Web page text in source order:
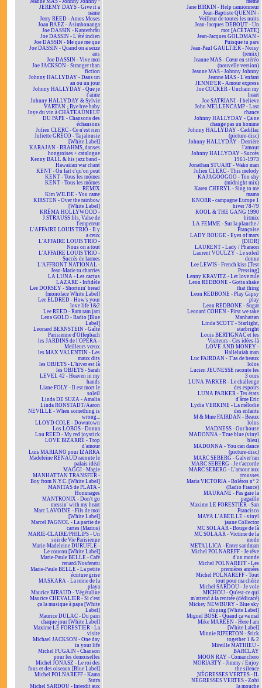
Jeanne MAS - Johnny Johnny ²
JEREMY DAYS - Give it a
name
Jerry REED - Amos Moses
Joan BAEZ - Asimbonanga
Joe DASSIN - Kanterbräu
Joe DASSIN - L'été indien
Joe DASSIN - Me que me que
Joe DASSIN - Quand on a seize
ans
Joe DASSIN - Vive moi
Joe JACKSON - Stranger than
fiction
Johnny HALLYDAY - Dans un
an ou un jour
Johnny HALLYDAY - Que je
t'aime
Johnny HALLYDAY & Sylvie
VARTAN - Bye bye baby
Joye du vin à CHÂTEAUNEUF
DU PAPE - Chansons des
échansons
Julien CLERC - Ce n'est rien
Juliette GRÉCO - Ta jalousie
[White Label]
KARAJAN - BRAHMS, danses
hongroises + catalogue
Kenny BALL & his jazz band -
Hawaiian war chant
KENT - On fait c'qu'on peut
KENT - Tous les mômes
KENT - Tous les mômes
REMIX
Kim WILDE - You came
KIRSTEN - Over the rainbow
[White Label]
KRÉMA HOLLYWOOD -
J.STRAUSS fils, Valse de
l'empereur
L'AFFAIRE LOUIS TRIO - Il y
a ceux
L'AFFAIRE LOUIS TRIO -
Nous on a tout
L'AFFAIRE LOUIS TRIO -
Succès de larmes
L'AFFRONT NATIONAL -
Jean-Marie tu charries
LA LUNA - Les cactus
LAZARE - Infidèle
Lee DORSEY - Shortnin' bread
[monoface White Label]
Lee ELDRED - How's your
love life 1&2
Lee REED - Ram ram jam
Lena GOLD - Radio [Blue
Label]
Leonard BERNSTEIN - Gaîté
Parisienne d'Offenbach
les JARDINS de l'OPÉRA -
Meilleurs vœux
les MAX VALENTIN - Les
maux dits
les OBJETS - L'hiver est là
les OBJETS - Sarah
LEVEL 42 - Heaven in my
hands
Liane FOLY - Il est mort le
soleil
Linda DE SUZA - Amalia
Linda RONSTADT/Aaron
NEVILLE - When something is
wrong...
LLOYD COLE - Downtown
Los LOBOS - Donna
Lou REED - My red joystick
LOVE BIZARRE - Trop
d'amour
Luis MARIANO pour IZARRA
Madeleine RENAUD raconte le
palais idéal
MAGGI - Magie
MANHATTAN TRANSFER -
Boy from N.Y.C. [White Label]
MANITAS de PLATA -
Hommages
MANTRONIX - Don't go
messin' with my heart
Marc LAVOINE - Fils de moi
[White Label]
Marcel PAGNOL - La partie de
cartes (Marius)
MARIE-CLAIRE/PHILIPS - Un
soir de Vie Parisienne
Marie-Madeleine DURUFLÉ -
Le coucou [White Label]
Marie-Paule BELLE - Café
renard/Nosferatu
Marie-Paule BELLE - La petite
écriture grise
MASKARA - La reine de la
playa
Maurice BIRAUD - Végétaline
Maurice CHEVALIER - Si c'est
ça la musique à papa [White
Label]
Maurice DULAC - Du pain
chaque jour [White Label]
Maxime LE FORESTIER - La
visite
Michael JACKSON - One day
in your life
Michel FUGAIN - Chanson
pour les demoiselles
Michel JONASZ - Le roi des
fous et des oiseaux [Blue Label]
Michel POLNAREFF - Kama
Sutra
Michel SARDOU - Interdit aux
même
Jane BIRKIN - Help camionneur
Jean-Baptiste QUENIN -
Veilleur de toutes les nuits
Jean-Jacques DEBOUT - Un
mot [ACÉTATE]
Jean-Jacques GOLDMAN -
Puisque tu pars
Jean-Paul GAULTIER - Noisy
(remix)
Jeanne MAS - Cœur en stéréo
(nouvelle version)
Jeanne MAS - Johnny Johnny
Jeanne MAS - L'enfant
JENNIFER - Amour express
Joe COCKER - Unchain my
heart
Joe SATRIANI - I believe
John MELLENCAMP - Last
chance
Johnny HALLYDAY - Ça ne
change pas un homme
Johnny HALLYDAY - Cadillac
(picture-disc)
Johnny HALLYDAY - Derrière
l'amour
Johnny HALLYDAY - Succès
1961-1973
Jonathan STUART - Wako man
Julien CLERC - This melody
KAJAGOOGOO - Too shy
(midnight mix)
Karen CHERYL - Sing to me
mama
KNORR - campagne Europe 1
hiver 78-79
KOOL & THE GANG 1990
hitmix
LA FEMME - Sur la planche /
Françoise
LADY ROUGE - Eyes of mars
[DIOR]
LAURENT - Lady / Pharaon
Laurent VOULZY - Le soleil
donne
Lee LEWIS - French kiss [Test
Pressing]
Lenny KRAVITZ - Let love rule
Leon REDBONE - Gotta shake
that thing
Leon REDBONE - Play Gipsy
play
Leon REDBONE - Sugar
Leonard COHEN - First we take
Manhattan
Linda SCOTT - Starlight,
starbright
Louis BERTIGNAC et les
Visiteurs - Ces idées-là
LOVE AND MONEY -
Halleluiah man
Luc FAIRDAN - T'as de beaux
lolos
Lucien JEUNESSE raconte les
3 ours
LUNA PARKER - Le challenge
des espoirs
LUNA PARKER - Tes états
d'âme Eric
Lydia VERKINE - La mélodie
des enfants
M & Mme FAIRDAN - Beaux
lolos
MADNESS - Our house
MADONNA - True blue (vinyl
bleu)
MADONNA - You can dance
(picture-disc)
MARC SEBERG - Galver'ran
MARC SEBERG - Je t'accorde
MARC SEBERG - L'amour aux
trousses
Maria VICTORIA - Boléros n° 2
(Radio France)
MAURANE - Pas gaie la
pagaille
Maxime LE FORESTIER - San
Francisco
MAYA L'ABEILLE - vinyl
jaune Collector
MC SOLAAR - Bouge de là
MC SOLAAR - Victime de la
mode
METALLICA - Enter sandman
Michel POLNAREFF - Je rêve
d'un monde
Michel POLNAREFF - Les
premières années
Michel POLNAREFF - Tout
tout pour ma chérie
Michel SARDOU - Je vole
MICHOU - Qu'est-ce qui
m'attend à la rentrée (dédicacé)
Mickey NEWBURY - Blue sky
shining [White Label]
Miguel BOSÉ - Quand ça va mal
Mike MAREEN - Here I am
[White Label]
Minnie RIPERTON - Stick
together 1 & 2
Mireille MATHIEU -
BARCLAY
MOON RAY - Comanchero
MORIARTY - Jimmy / Enjoy
the silence
NÉGRESSES VERTES - IL
NÉGRESSES VERTES - Zobi
la mouche